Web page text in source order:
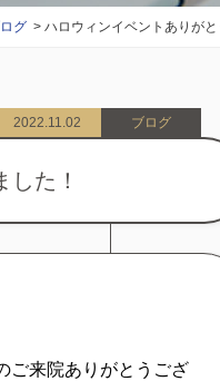
グ ハロウィンイベントありがと
た！
2022.11.02 ブログ
ご来院ありがとうござ